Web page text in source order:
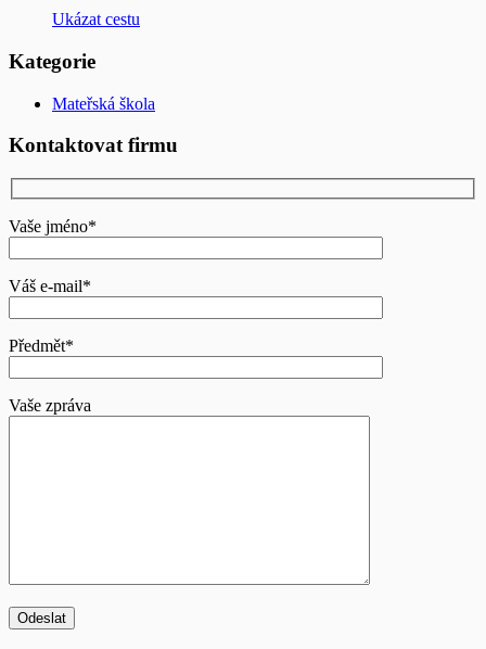
Ukázat cestu
Kategorie
Mateřská škola
Kontaktovat firmu
Vaše jméno*
Váš e-mail*
Předmět*
Vaše zpráva